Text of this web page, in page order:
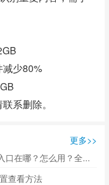
减少80%
系删除。
更多>>
微信AI助手“小微”正式上线！微信小微入口在哪？怎么用？全攻略
查看方法